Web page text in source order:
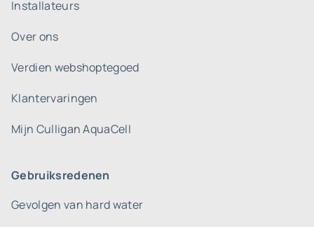
Installateurs
Over ons
Verdien webshoptegoed
Klantervaringen
Mijn Culligan AquaCell
Gebruiksredenen
Gevolgen van hard water